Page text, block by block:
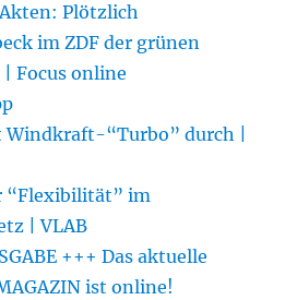
Plötzlich
im ZDF der grünen
Focus online
“Turbo” durch |
“Flexibilität” im
| VLAB
+++ Das aktuelle
ist online!